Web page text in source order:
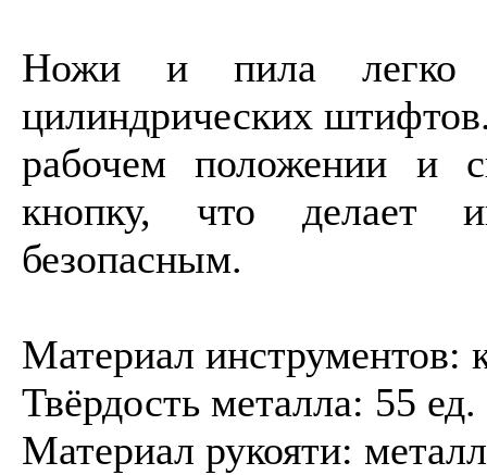
Ножи и пила легко
цилиндрических
рабочем положении и
кнопку, что делает
безопасным.
Материал инструментов:
Твёрдость металла: 55 ед.
Материал рукояти: